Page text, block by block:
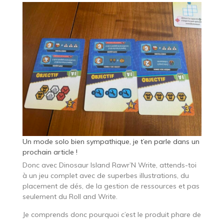
Un mode solo bien sympathique, je t’en parle dans un
prochain article !
Donc avec Dinosaur Island Rawr’N Write, attends-toi
à un jeu complet avec de superbes illustrations, du
placement de dés, de la gestion de ressources et pas
seulement du Roll and Write.
Je comprends donc pourquoi c’est le produit phare de